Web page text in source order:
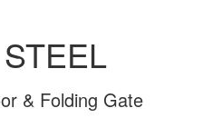
& Folding Gate